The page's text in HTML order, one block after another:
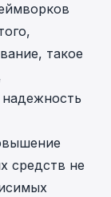
такое
надежность
средств не